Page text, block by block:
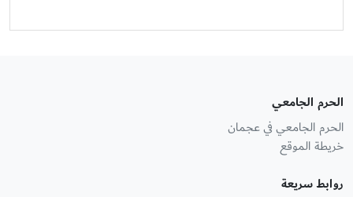
الحرم الجامعي
الحرم الجامعي في عجمان
خريطة الموقع
روابط سريعة